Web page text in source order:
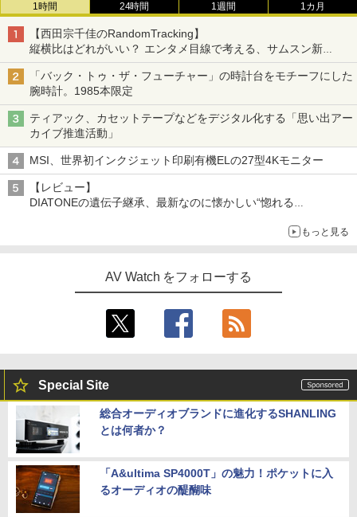
1時間 24時間 1週間 1カ月
【西田宗千佳のRandomTracking】
縦横比はどれがいい？ エンタメ目線で考える、サムスン新
「Galaxy Z Fold」
「バック・トゥ・ザ・フューチャー」の時計台をモチーフにした
腕時計。1985本限定
ティアック、カセットテープなどをデジタル化する「思い出アー
カイブ推進活動」
MSI、世界初インクジェット印刷有機ELの27型4Kモニター
【レビュー】
DIATONEの遺伝子継承、最新なのに懐かしい“惚れる
もっと見る
AV Watch をフォローする
Special Site
総合オーディオブランドに進化するSHANLING
とは何者か？
「A&ultima SP4000T」の魅力！ポケットに入
るオーディオの醍醐味